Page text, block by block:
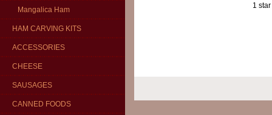
Mangalica Ham
HAM CARVING KITS
ACCESSORIES
CHEESE
SAUSAGES
CANNED FOODS
1 star